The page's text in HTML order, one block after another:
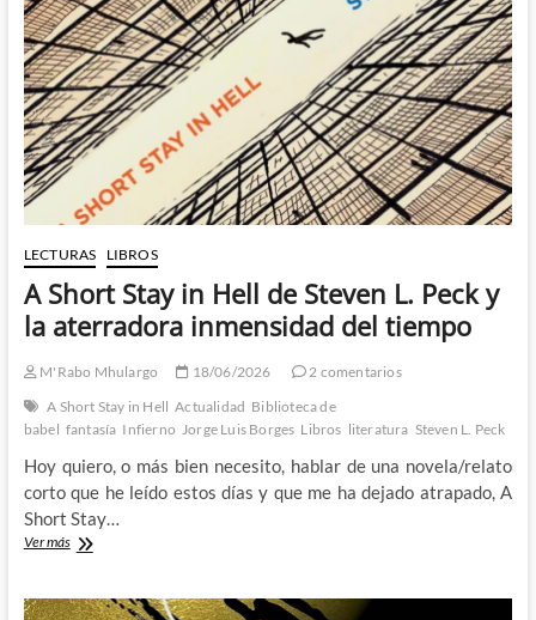
Toda
la
carne
es
hierba
de
Clifford
D.
LECTURAS LIBROS
A Short Stay in Hell de Steven L. Peck y
la aterradora inmensidad del tiempo
M'Rabo Mhulargo 18/06/2026
2 comentarios
A Short Stay in Hell Actualidad Biblioteca de
babel fantasía Infierno Jorge Luis Borges Libros literatura Steven L. Peck
Hoy quiero, o más bien necesito, hablar de una novela/relato
corto que he leído estos días y que me ha dejado atrapado, A
Short Stay…
Ver másA
in